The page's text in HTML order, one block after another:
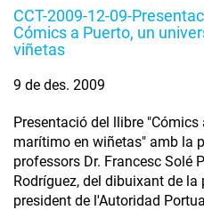
CCT-2009-12-09-
Cómics a Puerto, un
viñetas
9 de des. 2009
Presentació del llibre "Cómics
marítimo en wiñetas" amb la
professors Dr. Francesc Solé
Rodríguez, del dibuixant de
president de l'Autoridad